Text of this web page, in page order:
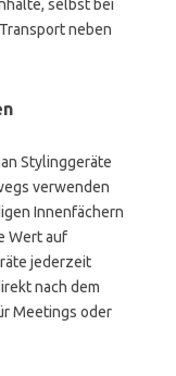
selbst bei
neben
Stylinggeräte
verwenden
Innenfächern
Wert auf
jederzeit
nach dem
Meetings oder